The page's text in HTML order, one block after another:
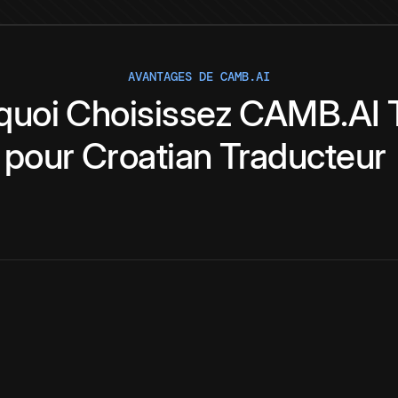
AVANTAGES DE CAMB.AI
Choisissez CAMB.AI
pour Croatian Traducteur